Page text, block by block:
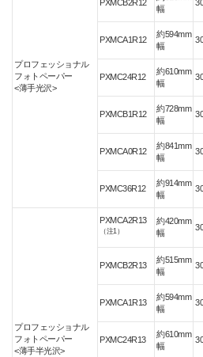
プロフェッショナル
フォトペーパー
<薄手光沢>
PXMCB2R12
幅
PXMCA1R12
約594mm
幅
PXMC24R12
約610mm
幅
PXMCB1R12
約728mm
幅
PXMCA0R12
約841mm
幅
PXMC36R12
約914mm
幅
プロフェッショナル
フォトペーパー
<薄手半光沢>
PXMCA2R13
（注1）
約420mm
幅
PXMCB2R13
約515mm
幅
PXMCA1R13
約594mm
幅
PXMC24R13
約610mm
幅